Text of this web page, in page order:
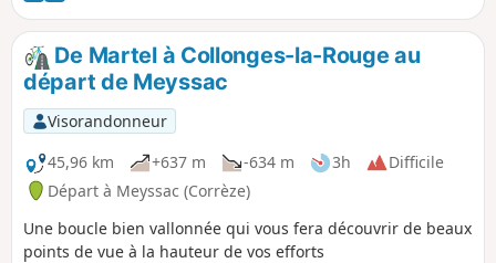
De Martel à Collonges-la-Rouge au
départ de Meyssac
Visorandonneur
45,96 km
+637 m -634 m 3h
Difficile
Départ à Meyssac (Corrèze)
Une boucle bien vallonnée qui vous fera découvrir de beaux
points de vue à la hauteur de vos efforts